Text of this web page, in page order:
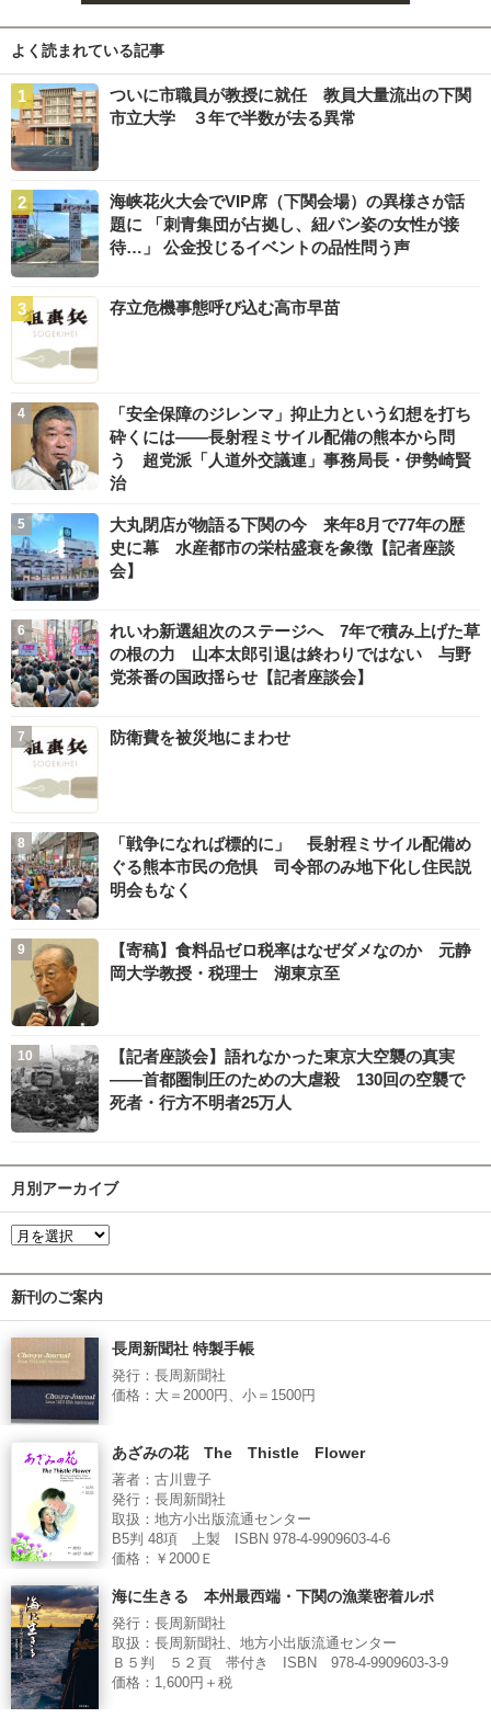
よく読まれている記事
ついに市職員が教授に就任 教員大量流出の下関
市立大学 ３年で半数が去る異常
海峡花火大会でVIP席（下関会場）の異様さが話
題に 「刺青集団が占拠し、紐パン姿の女性が接
待…」 公金投じるイベントの品性問う声
存立危機事態呼び込む高市早苗
「安全保障のジレンマ」抑止力という幻想を打ち
砕くには――長射程ミサイル配備の熊本から問
う 超党派「人道外交議連」事務局長・伊勢崎賢
治
大丸閉店が物語る下関の今 来年8月で77年の歴
史に幕 水産都市の栄枯盛衰を象徴【記者座談
会】
れいわ新選組次のステージへ 7年で積み上げた草
の根の力 山本太郎引退は終わりではない 与野
党茶番の国政揺らせ【記者座談会】
防衛費を被災地にまわせ
「戦争になれば標的に」 長射程ミサイル配備め
ぐる熊本市民の危惧 司令部のみ地下化し住民説
明会もなく
【寄稿】食料品ゼロ税率はなぜダメなのか 元静
岡大学教授・税理士 湖東京至
【記者座談会】語れなかった東京大空襲の真実
――首都圏制圧のための大虐殺 130回の空襲で
死者・行方不明者25万人
月別アーカイブ
新刊のご案内
長周新聞社 特製手帳
発行：長周新聞社
価格：大＝2000円、小＝1500円
あざみの花 The Thistle Flower
著者：古川豊子
発行：長周新聞社
取扱：地方小出版流通センター
B5判 48項 上製 ISBN 978-4-9909603-4-6
価格：￥2000Ｅ
海に生きる 本州最西端・下関の漁業密着ルポ
発行：長周新聞社
取扱：長周新聞社、地方小出版流通センター
Ｂ５判 ５２頁 帯付き ISBN 978-4-9909603-3-9
価格：1,600円＋税